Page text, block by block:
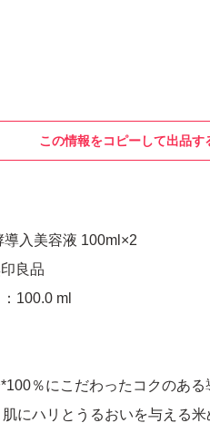
この情報をコピーして出品す
導入美容液 100ml×2
良品
100.0 ml
％にこだわったコクのあ
にハリとうるおいを与える